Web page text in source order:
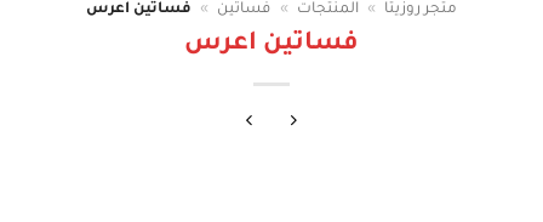
متجر روزيتا » المنتجات » فساتين » فساتين اعرس
فساتين اعرس